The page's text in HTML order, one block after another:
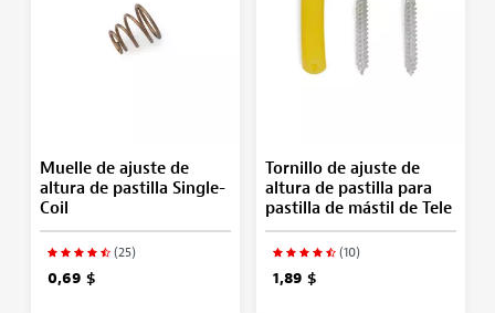
Muelle de ajuste de
altura de pastilla Single-
Coil
(25)
0,69 $
Tornillo de ajuste de
altura de pastilla para
pastilla de mástil de Tele
(10)
1,89 $